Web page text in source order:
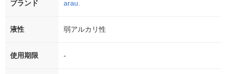
ブランド arau.
液性 弱アルカリ性
使用期限 -